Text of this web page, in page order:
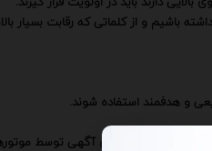
باشیم و از کلماتی که رقابت بسیار
و هدفمند استفاده شوند.